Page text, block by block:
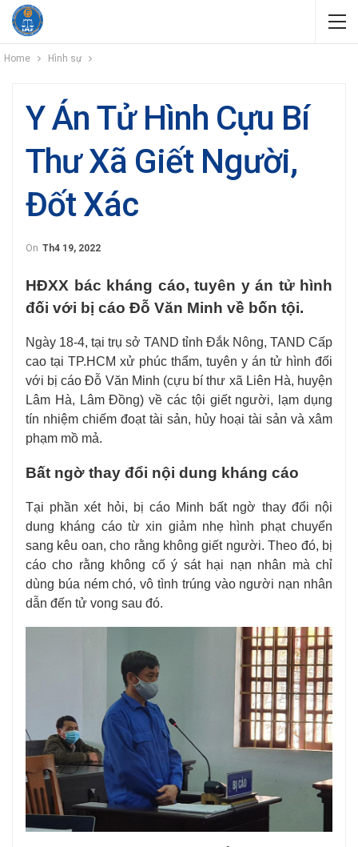
Home Hình sự
Y Án Tử Hình Cựu Bí
Thư Xã Giết Người,
Đốt Xác
On Th4 19, 2022
HĐXX bác kháng cáo, tuyên y án tử hình
đối với bị cáo Đỗ Văn Minh về bốn tội.
Ngày 18-4, tại trụ sở TAND tỉnh Đắk Nông, TAND Cấp
cao tại TP.HCM xử phúc thẩm, tuyên y án tử hình đối
với bị cáo Đỗ Văn Minh (cựu bí thư xã Liên Hà, huyện
Lâm Hà, Lâm Đồng) về các tội giết người, lạm dụng
tín nhiệm chiếm đoạt tài sản, hủy hoại tài sản và xâm
phạm mồ mả.
Bất ngờ thay đổi nội dung kháng cáo
Tại phần xét hỏi, bị cáo Minh bất ngờ thay đổi nội
dung kháng cáo từ xin giảm nhẹ hình phạt chuyển
sang kêu oan, cho rằng không giết người. Theo đó, bị
cáo cho rằng không cố ý sát hại nạn nhân mà chỉ
dùng búa ném chó, vô tình trúng vào người nạn nhân
dẫn đến tử vong sau đó.